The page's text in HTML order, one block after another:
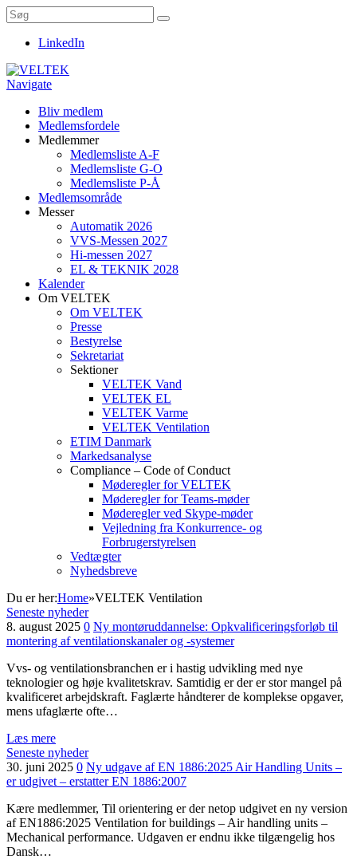
LinkedIn
Navigate
Bliv medlem
Medlemsfordele
Medlemmer
Medlemsliste A-F
Medlemsliste G-O
Medlemsliste P-Å
Medlemsområde
Messer
Automatik 2026
VVS-Messen 2027
Hi-messen 2027
EL & TEKNIK 2028
Kalender
Om VELTEK
Om VELTEK
Presse
Bestyrelse
Sekretariat
Sektioner
VELTEK Vand
VELTEK EL
VELTEK Varme
VELTEK Ventilation
ETIM Danmark
Markedsanalyse
Compliance – Code of Conduct
Møderegler for VELTEK
Møderegler for Teams-møder
Møderegler ved Skype-møder
Vejledning fra Konkurrence- og
Forbrugerstyrelsen
Vedtægter
Nyhedsbreve
Du er her:Home»VELTEK Ventilation
Seneste nyheder
8. august 2025 0 Ny montøruddannelse: Opkvalificeringsforløb til
montering af ventilationskanaler og -systemer
Vvs- og ventilationsbranchen er i hastig udvikling med nye
teknologier og høje kvalitetskrav. Samtidig er der er stor mangel på
kvalificeret arbejdskraft. Faglærte håndterer de komplekse opgaver,
mens ufaglærte ofte…
Læs mere
Seneste nyheder
30. juni 2025 0 Ny udgave af EN 1886:2025 Air Handling Units –
er udgivet – erstatter EN 1886:2007
Kære medlemmer, Til orientering er der netop udgivet en ny version
af EN1886:2025 Ventilation for buildings – Air handling units –
Mechanical performance. Udgaven er endnu ikke tilgængelig hos
Dansk…